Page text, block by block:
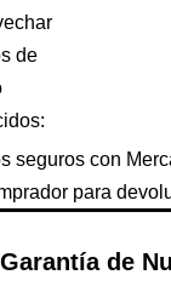
de
seguros con
para
Garantía de